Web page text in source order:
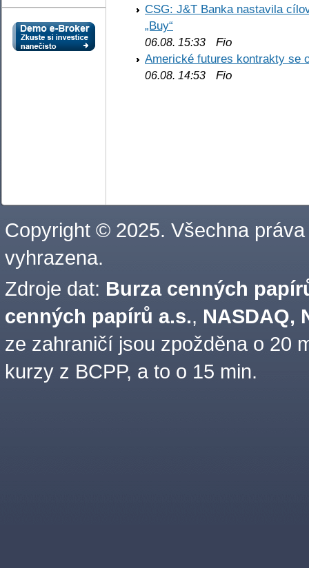
CSG: J&T Banka nastavila
„Buy“
06.08. 15:33 Fio
Americké futures kontrakty se
06.08. 14:53 Fio
Copyright © 2025. Všechna práva
vyhrazena.
Zdroje dat: Burza cenných
cenných papírů a.s., NASDAQ,
ze zahraničí jsou zpožděna o 20
kurzy z BCPP, a to o 15 min.